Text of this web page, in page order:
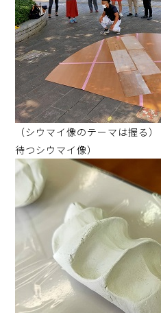
（シウマイ像のテー
待つシウマイ像）